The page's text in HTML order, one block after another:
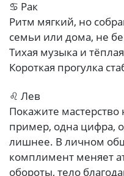
♋ Рак
Ритм мягкий, но
семьи или дома, не
Тихая музыка и
Короткая прогулка
♌ Лев
Покажите мастерство
пример, одна цифра,
лишнее. В личном
комплимент меняет
обороты, тело